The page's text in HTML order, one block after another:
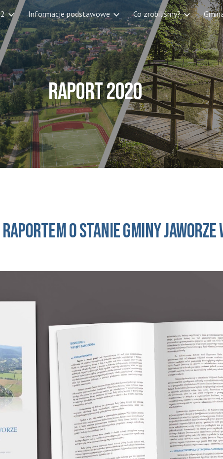
content Skip to navigation
Informacje podstawowe Co zrobiliśmy?
Raport 2020
o STANIEGMINY jaworze